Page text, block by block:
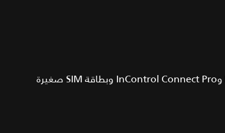
وInControl Connect Pro
وبطاقة SIM صغيرة